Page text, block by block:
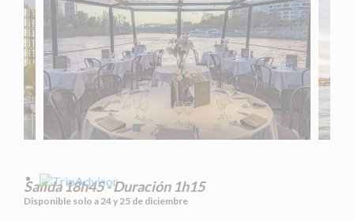
Salida 18h45 - Duración 1h15
Disponible solo a 24 y 25 de diciembre